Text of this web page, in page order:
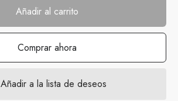
Añadir al carrito
Comprar ahora
Añadir a la lista de deseos